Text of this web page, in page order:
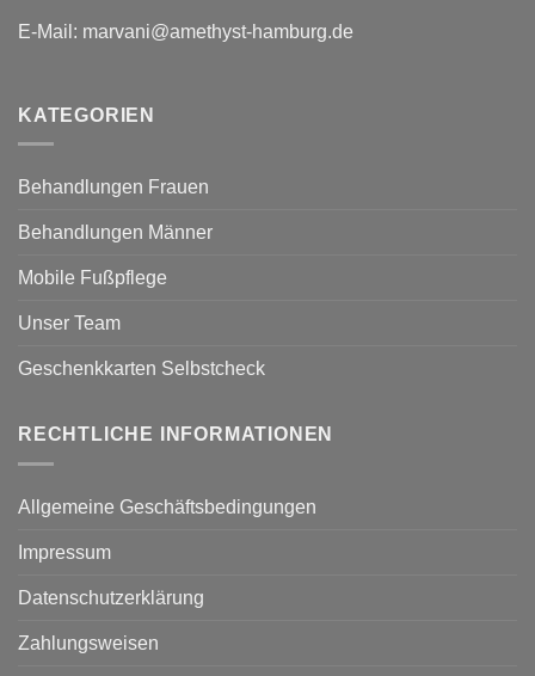
E-Mail: marvani@amethyst-hamburg.de
KATEGORIEN
Behandlungen Frauen
Behandlungen Männer
Mobile Fußpflege
Unser Team
Geschenkkarten Selbstcheck
RECHTLICHE INFORMATIONEN
Allgemeine Geschäftsbedingungen
Impressum
Datenschutzerklärung
Zahlungsweisen